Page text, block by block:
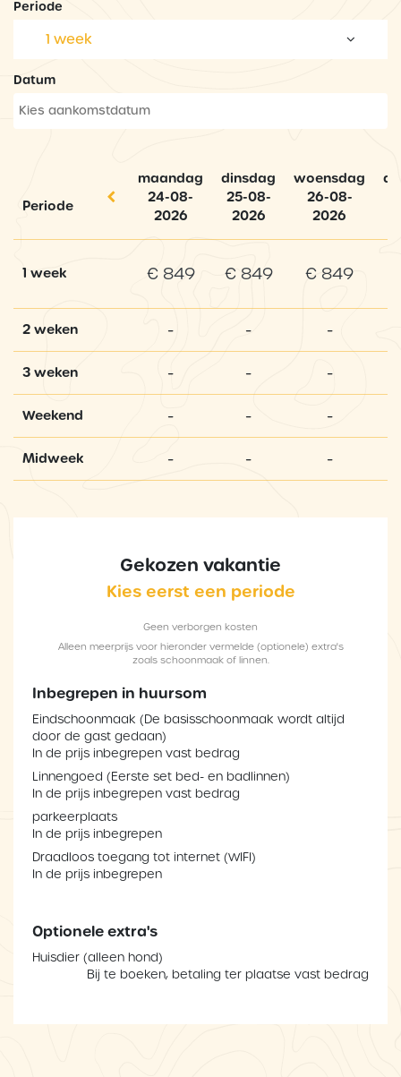
Periode
1 week
Datum
Periode
maandag
24-08-
2026
dinsdag
25-08-
2026
woensdag
26-08-
2026
1 week € 849 € 849 € 849
2 weken - - -
3 weken - - -
Weekend - - -
Midweek - - -
Gekozen vakantie
Kies eerst een periode
Geen verborgen kosten
Alleen meerprijs voor hieronder vermelde (optionele) extra's
zoals schoonmaak of linnen.
Inbegrepen in huursom
Eindschoonmaak (De basisschoonmaak wordt altijd
door de gast gedaan)
In de prijs inbegrepen vast bedrag
Linnengoed (Eerste set bed- en badlinnen)
In de prijs inbegrepen vast bedrag
parkeerplaats
In de prijs inbegrepen
Draadloos toegang tot internet (WIFI)
In de prijs inbegrepen
Optionele extra's
Huisdier (alleen hond)
Bij te boeken, betaling ter plaatse vast bedrag